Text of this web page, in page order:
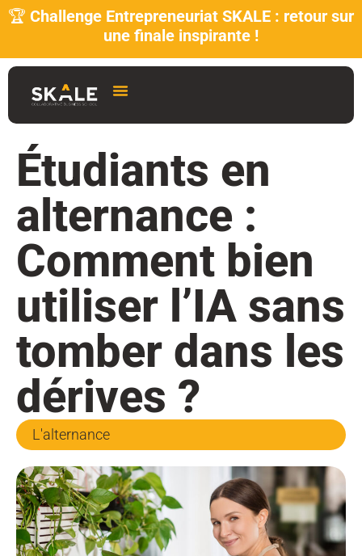
🏆 Challenge Entrepreneuriat SKALE : retour sur
une finale inspirante !
Étudiants en
alternance :
Comment bien
utiliser l’IA sans
tomber dans les
dérives ?
L'alternance